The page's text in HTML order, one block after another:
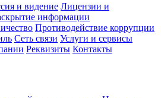
и видение Лицензии и
информации
Противодействие коррупции
Сеть связи Услуги и сервисы
Реквизиты Контакты